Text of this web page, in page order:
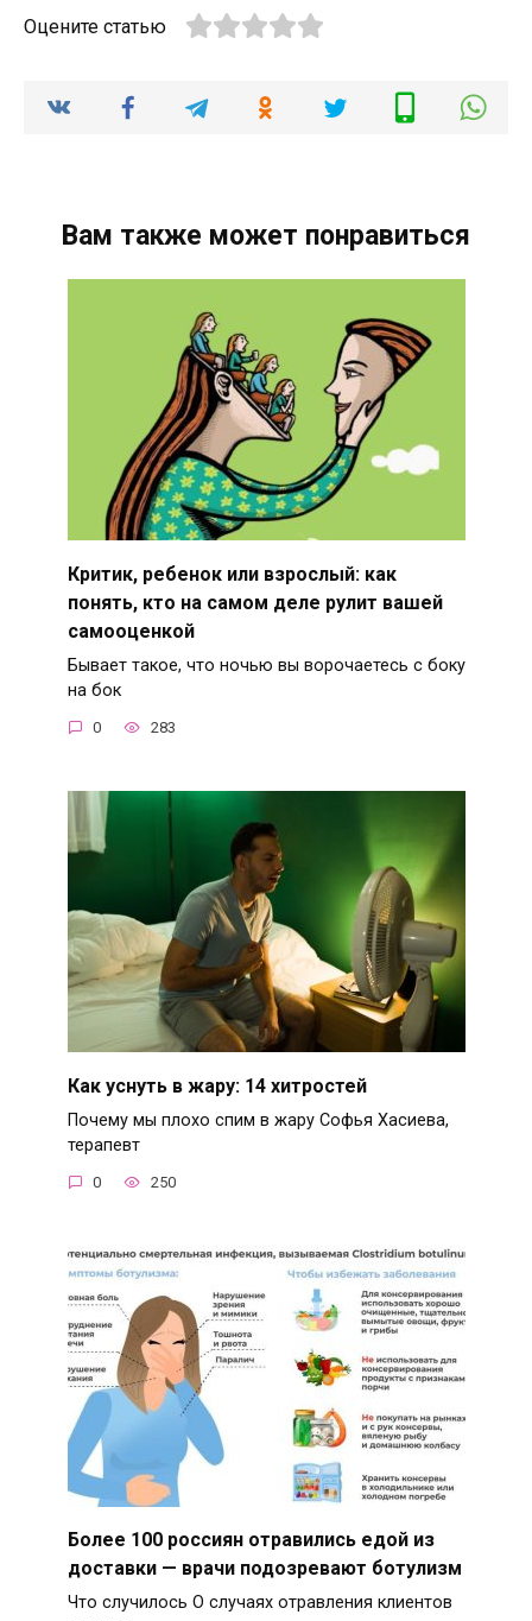
Оцените статью
Вам также может понравиться
Критик, ребенок или взрослый: как
понять, кто на самом деле рулит вашей
самооценкой
Бывает такое, что ночью вы ворочаетесь с боку
на бок
0 283
Как уснуть в жару: 14 хитростей
Почему мы плохо спим в жару Софья Хасиева,
терапевт
0 250
Более 100 россиян отравились едой из
доставки — врачи подозревают ботулизм
Что случилось О случаях отравления клиентов